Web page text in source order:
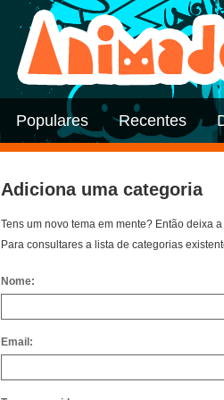
Populares Recentes
Adiciona uma categoria
Tens um novo tema em mente? Então deixa
Para consultares a lista de categorias
Nome:
Email: